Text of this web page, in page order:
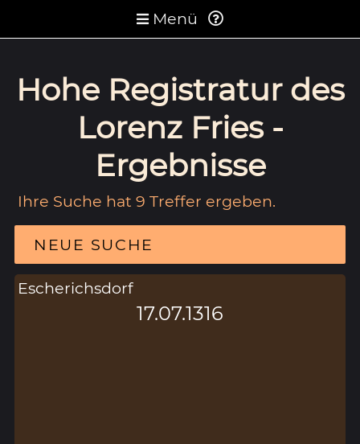
Menü
Hohe Registratur des
Lorenz Fries -
Ergebnisse
Ihre Suche hat 9 Treffer ergeben.
NEUE SUCHE
Escherichsdorf
17.07.1316